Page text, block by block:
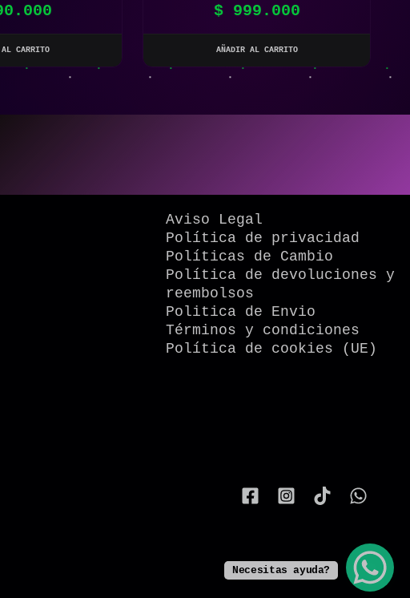
CARRITO
$999.000
AÑADIR AL CARRITO
Aviso Legal
Política de privacidad
Políticas de Cambio
Política de devoluciones y
reembolsos
Politica de Envio
Términos y condiciones
Política de cookies (UE)
Necesitas ayuda?